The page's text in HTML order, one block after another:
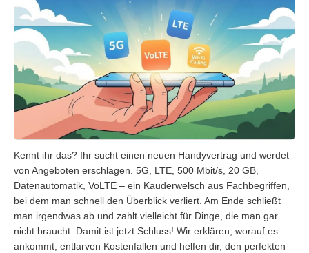
Kennt ihr das? Ihr sucht einen neuen Handyvertrag und werdet
von Angeboten erschlagen. 5G, LTE, 500 Mbit/s, 20 GB,
Datenautomatik, VoLTE – ein Kauderwelsch aus Fachbegriffen,
bei dem man schnell den Überblick verliert. Am Ende schließt
man irgendwas ab und zahlt vielleicht für Dinge, die man gar
nicht braucht. Damit ist jetzt Schluss! Wir erklären, worauf es
ankommt, entlarven Kostenfallen und helfen dir, den perfekten